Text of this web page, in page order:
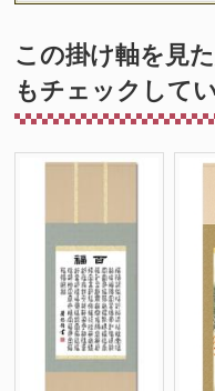
この掛け軸を見
もチェックして